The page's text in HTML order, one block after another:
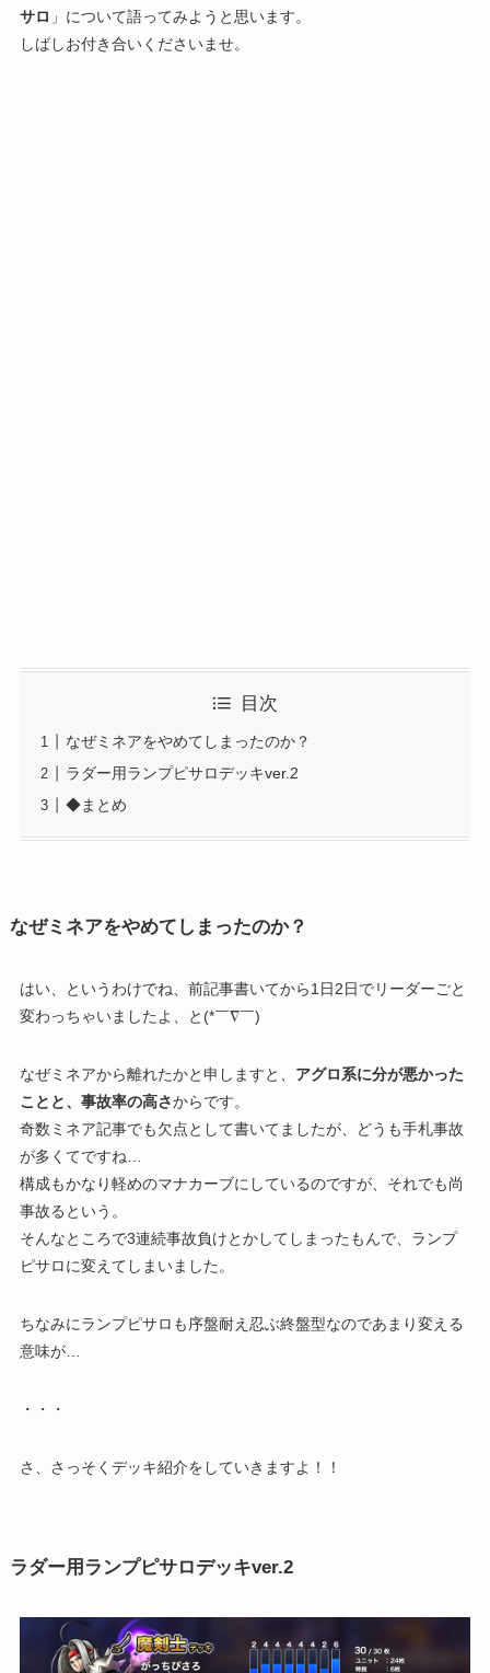
サロ 」について語ってみようと思います。
しばしお付き合いくださいませ。
目次
なぜミネアをやめてしまったのか？
ラダー用ランプピサロデッキver.2
◆まとめ
なぜミネアをやめてしまったのか？
はい、というわけでね、前記事書いてから1日2日でリーダーごと
変わっちゃいましたよ、と(*￣∇￣)
なぜミネアから離れたかと申しますと、 アグロ系に分が悪かった
ことと、事故率の高さからです。
奇数ミネア記事でも欠点として書いてましたが、どうも手札事故
が多くてですね…
構成もかなり軽めのマナカーブにしているのですが、それでも尚
事故るという。
そんなところで3連続事故負けとかしてしまったもんで、ランプ
ピサロに変えてしまいました。
ちなみにランプピサロも序盤耐え忍ぶ終盤型なのであまり変える
意味が…
・・・
さ、さっそくデッキ紹介をしていきますよ！！
ラダー用ランプピサロデッキver.2